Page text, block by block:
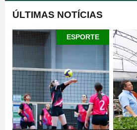
ÚLTIMAS NOTÍCIAS
ESPORTE